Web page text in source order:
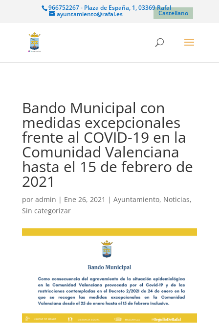
966752267 - Plaza de España, 1, 03369 Rafal
ayuntamiento@rafal.es Castellano
Bando Municipal con
medidas excepcionales
frente al COVID-19 en la
Comunidad Valenciana
hasta el 15 de febrero de
2021
por admin | Ene 26, 2021 | Ayuntamiento, Noticias,
Sin categorizar